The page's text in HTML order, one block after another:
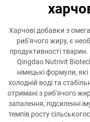
Харчові добавки з
риб'ячого жиру, є
продуктивності
Qingdao Nutrivit
німецькі формули,
холодній воді та
отримані з риб'ячого
запалення, підсиленні
темпів росту